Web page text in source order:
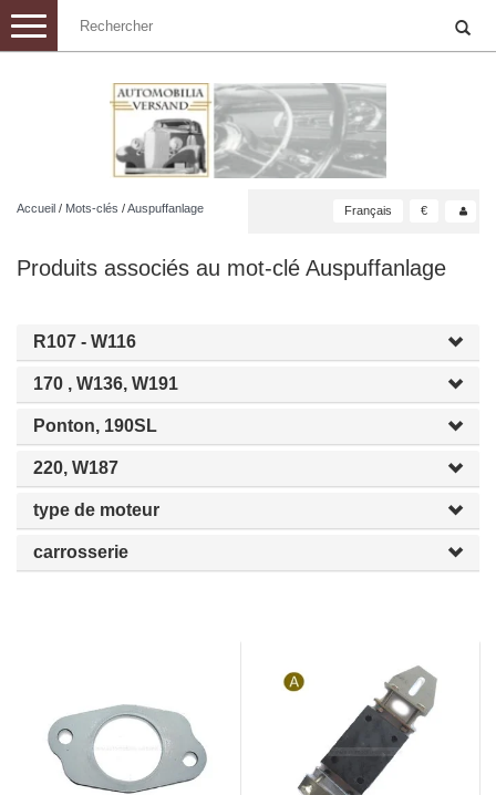
Toggle
navigation
Accueil / Mots-clés /Auspuffanlage Français €
Produits associés au mot-clé Auspuffanlage
R107 - W116
170 , W136, W191
Ponton, 190SL
220, W187
type de moteur
carrosserie